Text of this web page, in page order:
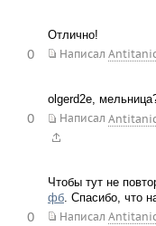
Отлично!
Написал
0
olgerd2e,
Написал
0
Чтобы тут не
фб. Спасибо, что
Написал
0